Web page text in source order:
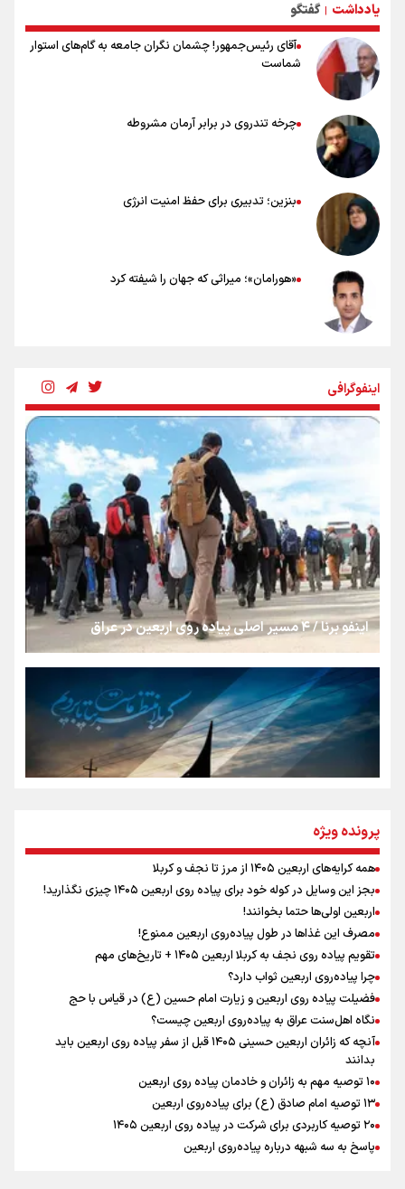
بهترین موکب‌های ایرانی در پیاده روی اربعین ۱۴۰۵
یادداشت | گفتگو
آقای رئیس‌جمهور! چشمان نگران جامعه به گام‌های استوار
شماست
چرخه تندروی در برابر آرمان مشروطه
بنزین؛ تدبیری برای حفظ امنیت انرژی
«هورامان»؛ میراثی که جهان را شیفته کرد
رسانه ملی و حق مردم برای شنیدن صدای رئیس‌جمهوری
روایت ایران از کنار مردم
از طلوع خیابان‌ها تا غروب اشک
جمله‌ای که بغض چهارماهه را شکست؛ «آهای مردم، آقا از
تهران رفتند»
سه حسرتی که به دلم ماند
نگاه تمدنی رهبر شهید به فضای مجازی
رابطه کارگر و کارفرما در اندیشه رهبر شهید: از تضاد به
زوجیت
اینفوگرافی
اینفو برنا / ۴ مسیر اصلی پیاده روی اربعین در عراق
اینفو برنا / توصیه‌هایی طلایی برای پیاده روی اربعین
اینفو برنا / جدول کامل فاصله مرز شلمچه تا شهرهای زیارتی
عراق
پرونده ویژه
همه کرایه‌های اربعین ۱۴۰۵ از مرز تا نجف و کربلا
بجز این وسایل در کوله خود برای پیاده روی اربعین ۱۴۰۵ چیزی نگذارید!
اربعین اولی‌ها حتما بخوانند!
مصرف این غذاها در طول پیاده‌روی اربعین ممنوع!
تقویم پیاده روی نجف به کربلا اربعین ۱۴۰۵ + تاریخ‌های مهم
چرا پیاده‌روی اربعین ثواب دارد؟
فضیلت پیاده روی اربعین و زیارت امام حسین (ع) در قیاس با حج
نگاه اهل‌سنت عراق به پیاده‌روی اربعین چیست؟
آنچه که زائران اربعین حسینی ۱۴۰۵ قبل از سفر پیاده روی اربعین باید
بدانند
۱۰ توصیه مهم به زائران و خادمان پیاده روی اربعین
۱۳ توصیه امام صادق (ع) برای پیاده‌روی اربعین
۲۰ توصیه کاربردی برای شرکت در پیاده روی اربعین ۱۴۰۵
پاسخ به سه‌ شبهه درباره پیاده‌روی اربعین